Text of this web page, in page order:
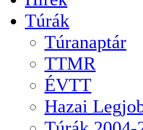
Túrák
Túranaptár
TTMR
ÉVTT
Hazai